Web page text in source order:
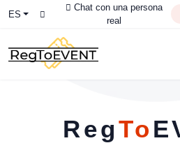
ES
Chat con una persona
real
RegTo